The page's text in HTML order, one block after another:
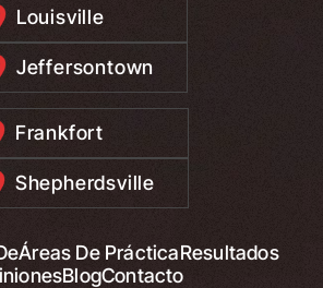
Louisville
Jeffersontown
Frankfort
Shepherdsville
Áreas De PrácticaResultados
BlogContacto